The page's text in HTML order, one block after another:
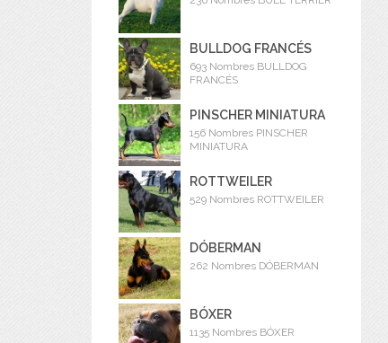
BULLDOG FRANCÉS
693 Nombres BULLDOG
FRANCÉS
PINSCHER MINIATURA
156 Nombres PINSCHER
MINIATURA
ROTTWEILER
529 Nombres ROTTWEILER
DÓBERMAN
262 Nombres DÓBERMAN
BÓXER
1135 Nombres BÓXER